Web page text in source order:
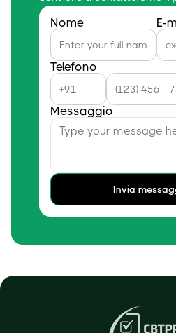
Nome E-
Telefono
Messaggio
Invia